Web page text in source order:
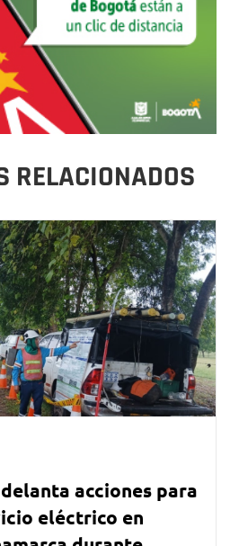
RELACIONADOS
acciones para
eléctrico en